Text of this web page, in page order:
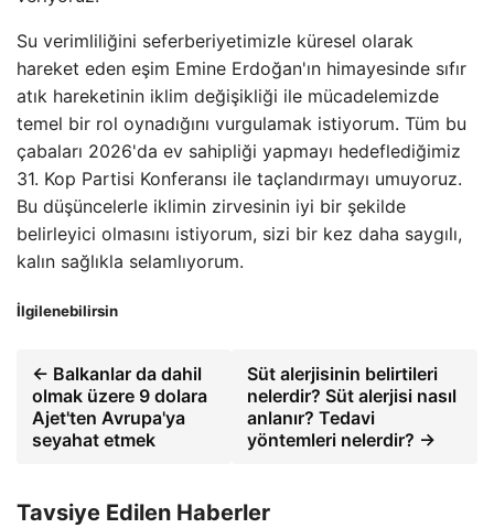
Su verimliliğini seferberiyetimizle küresel olarak
hareket eden eşim Emine Erdoğan'ın himayesinde sıfır
atık hareketinin iklim değişikliği ile mücadelemizde
temel bir rol oynadığını vurgulamak istiyorum. Tüm bu
çabaları 2026'da ev sahipliği yapmayı hedeflediğimiz
31. Kop Partisi Konferansı ile taçlandırmayı umuyoruz.
Bu düşüncelerle iklimin zirvesinin iyi bir şekilde
belirleyici olmasını istiyorum, sizi bir kez daha saygılı,
kalın sağlıkla selamlıyorum.
İlgilenebilirsin
← Balkanlar da dahil
olmak üzere 9 dolara
Ajet'ten Avrupa'ya
seyahat etmek
Süt alerjisinin belirtileri
nelerdir? Süt alerjisi nasıl
anlanır? Tedavi
yöntemleri nelerdir? →
Tavsiye Edilen Haberler